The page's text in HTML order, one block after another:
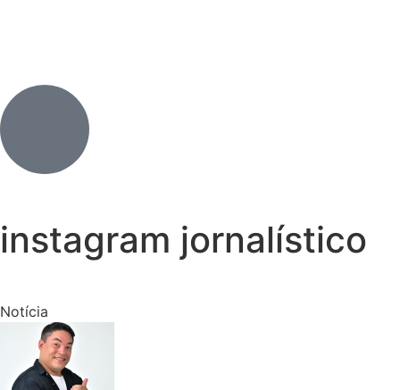
instagram jornalístico
Notícia